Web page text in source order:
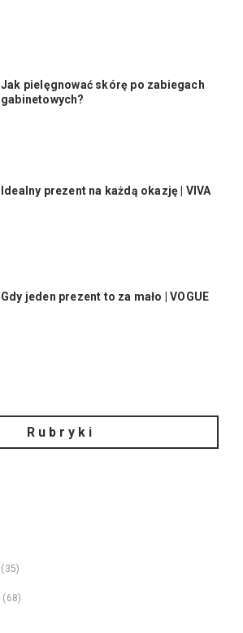
Jak pielęgnować skórę po zabiegach
gabinetowych?
Idealny prezent na każdą okazję | VIVA
Gdy jeden prezent to za mało | VOGUE
Rubryki
(35)
(68)